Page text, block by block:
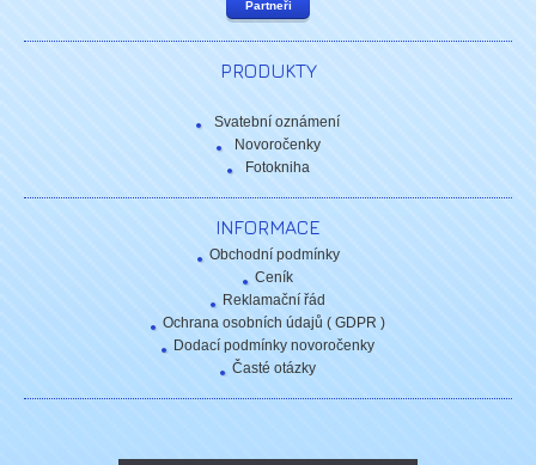
Partneři
PRODUKTY
Svatební oznámení
Novoročenky
Fotokniha
INFORMACE
Obchodní podmínky
Ceník
Reklamační řád
Ochrana osobních údajů ( GDPR )
Dodací podmínky novoročenky
Časté otázky